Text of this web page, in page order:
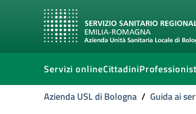
Servizi onlineCittadini
Azienda USL di Bologna / Guida ai